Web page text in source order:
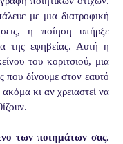
με μια διατροφική
η ποίηση υπήρξε
της εφηβείας. Αυτή η
του κοριτσιού, μια
που δίνουμε στον εαυτό
κι αν χρειαστεί να
των ποιημάτων σας.